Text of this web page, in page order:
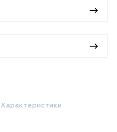
Характеристики